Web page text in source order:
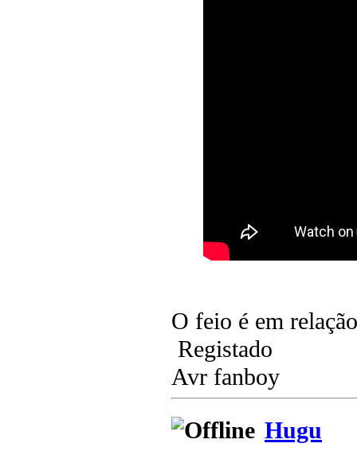
O feio é em
Registado
Avr fanboy
Hugu